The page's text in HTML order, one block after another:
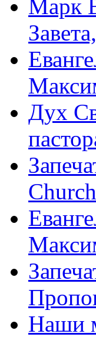
Марк
Дух
Наши